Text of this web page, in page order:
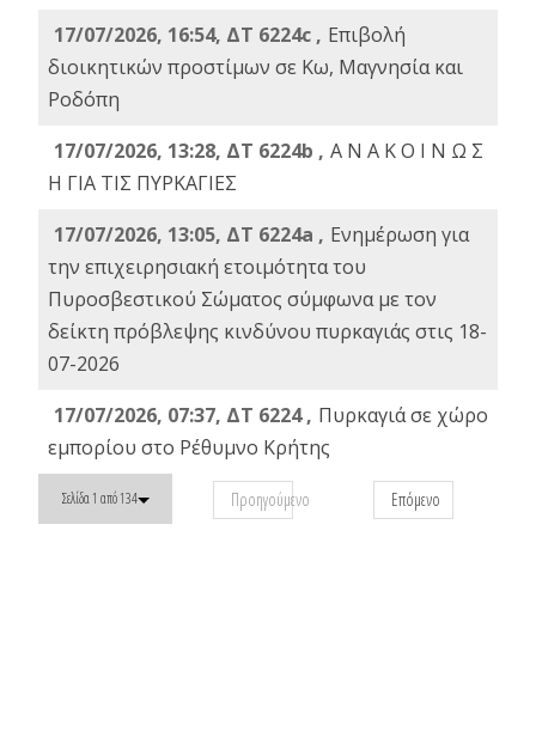
17/07/2026, 16:54, ΔΤ 6224c , Επιβολή
διοικητικών προστίμων σε Κω, Μαγνησία και
Ροδόπη
17/07/2026, 13:28, ΔΤ 6224b , Α Ν Α Κ Ο Ι Ν Ω Σ
Η ΓΙΑ ΤΙΣ ΠΥΡΚΑΓΙΕΣ
17/07/2026, 13:05, ΔΤ 6224a , Ενημέρωση για
την επιχειρησιακή ετοιμότητα του
Πυροσβεστικού Σώματος σύμφωνα με τον
δείκτη πρόβλεψης κινδύνου πυρκαγιάς στις 18-
07-2026
17/07/2026, 07:37, ΔΤ 6224 , Πυρκαγιά σε χώρο
εμπορίου στο Ρέθυμνο Κρήτης
Σελίδα 1 από 134 Προηγούμενο Επόμενο